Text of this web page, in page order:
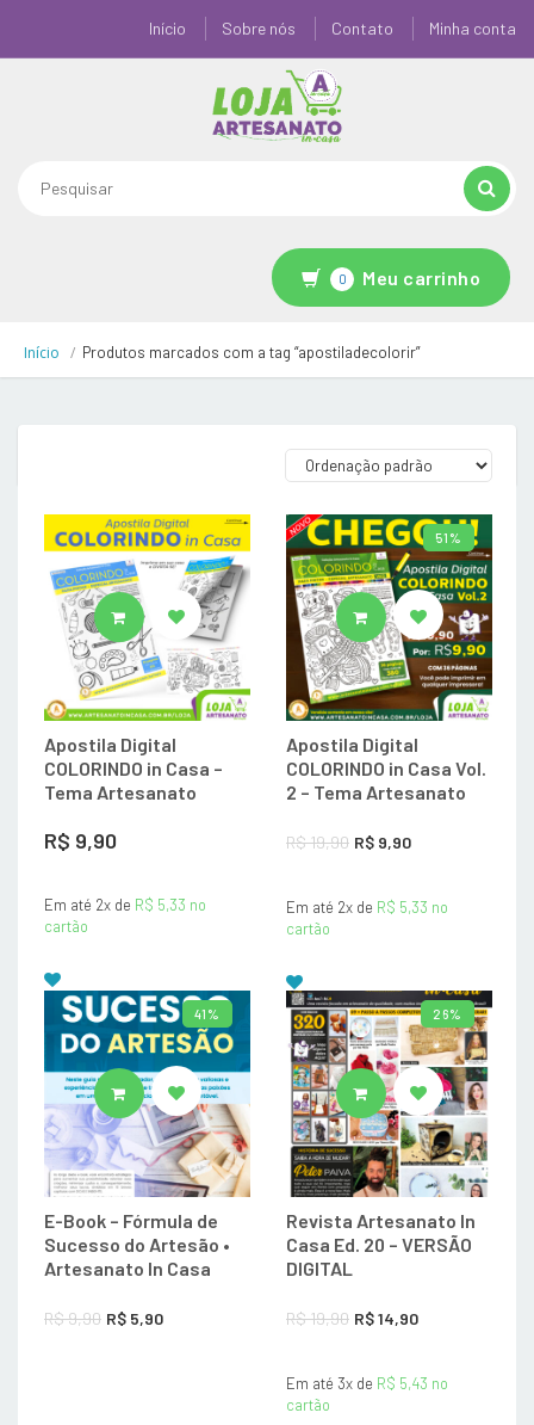
Início Sobre nós Contato Minha conta
0 Meu carrinho
Início Produtos marcados com a tag “apostiladecolorir”
Apostila Digital
COLORINDO in Casa –
Tema Artesanato
R$ 9,90
ADICIONAR AO CARRINHO
Em até 2x de R$ 5,33 no
cartão
51%
Apostila Digital
COLORINDO in Casa Vol.
2 – Tema Artesanato
R$19,90 O
original
R$ 9,90
atual
ADICIONAR AO
Em até 2x de R$ 5,33 no
cartão
41%
E-Book – Fórmula de
Sucesso do Artesão •
Artesanato In Casa
R$9,90 O
R$ 5,90
ADICIONAR AO CARRINHO
26%
Revista Artesanato In
Casa Ed. 20 – VERSÃO
DIGITAL
R$19,90 O
original
R$14,90
atual
ADICIONAR AO
Em até 3x de R$ 5,43 no
cartão